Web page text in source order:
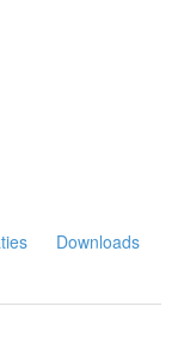
Downloads